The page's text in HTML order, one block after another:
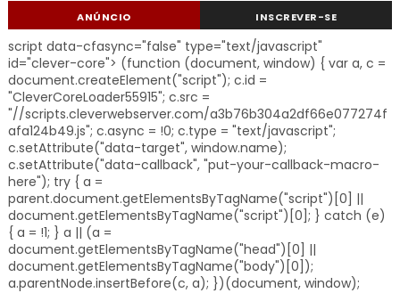
ANÚNCIO INSCREVER-SE
script data-cfasync="false" type="text/javascript"
id="clever-core"> (function (document, window) { var a, c =
document.createElement("script"); c.id =
"CleverCoreLoader55915"; c.src =
"//scripts.cleverwebserver.com/a3b76b304a2df66e077274f
afa124b49.js"; c.async = !0; c.type = "text/javascript";
c.setAttribute("data-target", window.name);
c.setAttribute("data-callback", "put-your-callback-macro-
here"); try { a =
parent.document.getElementsByTagName("script")[0] ||
document.getElementsByTagName("script")[0]; } catch (e)
{ a = !1; } a || (a =
document.getElementsByTagName("head")[0] ||
document.getElementsByTagName("body")[0]);
a.parentNode.insertBefore(c, a); })(document, window);